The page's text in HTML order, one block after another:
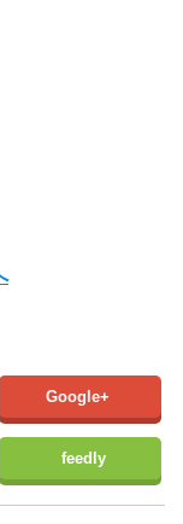
Google+
feedly